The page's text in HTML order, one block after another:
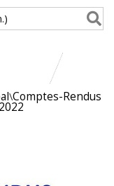
\Comptes-Rendus